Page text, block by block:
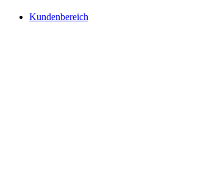
Kundenbereich